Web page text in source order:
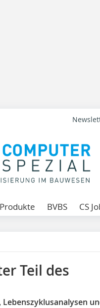
Produkte BVBS CS
Teil des